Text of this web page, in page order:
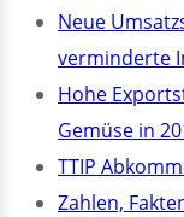
Neue
verminderte
Hohe
Gemüse in
TTIP
Zahlen,